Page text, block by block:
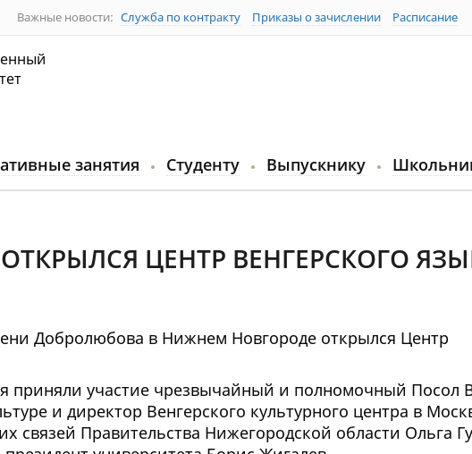
Важные новости: Служба по контракту Приказы о зачислении Расписание
занятия Студенту Выпускнику
ЦЕНТР ВЕНГЕРСКОГО
Добролюбова в Нижнем Новгороде открылся Центр
приняли участие чрезвычайный и полномочный Посол
и директор Венгерского культурного центра в
связей Правительства Нижегородской области Ольга